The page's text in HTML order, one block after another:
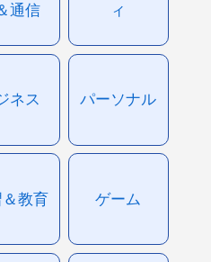
通信
ィ
ネス パーソナル
教育 ゲーム